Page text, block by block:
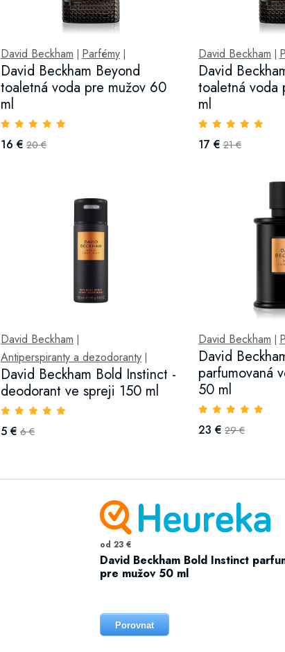
David Beckham Parfémy|
David Beckham Beyond
toaletná voda pre mužov 60
ml
16 € 20 €
David Beckham
David
toaletná voda
ml
17 € 21 €
David Beckham
Antiperspiranty a dezodoranty|
David Beckham Bold Instinct -
deodorant ve spreji 150 ml
5 € 6 €
David Beckham
David
parfumovaná
50 ml
23 € 29 €
od 23 €
David Beckham Bold Instinct
pre mužov 50 ml
Porovnat